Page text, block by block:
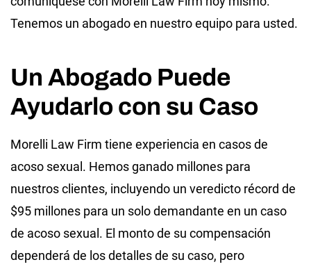
Tenemos un abogado en nuestro equipo para usted.
Un Abogado Puede
Ayudarlo con su Caso
Morelli Law Firm tiene experiencia en casos de
acoso sexual. Hemos ganado millones para
nuestros clientes, incluyendo un veredicto récord de
$95 millones para un solo demandante en un caso
de acoso sexual. El monto de su compensación
dependerá de los detalles de su caso, pero